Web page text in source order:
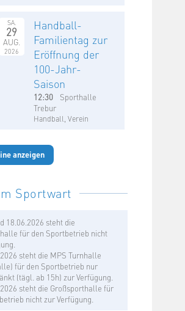
SA.
29
AUG.
2026
Handball-
Familientag zur
Eröffnung der
100-Jahr-
Saison
12:30
Sporthalle
Trebur
Handball, Verein
anzeigen
Sportwart
18.06.2026 steht die
für den Sportbetrieb nicht
steht die MPS Turnhalle
für den Sportbetrieb nur
(tägl. ab 15h) zur Verfügung.
steht die Großsporthalle für
nicht zur Verfügung.